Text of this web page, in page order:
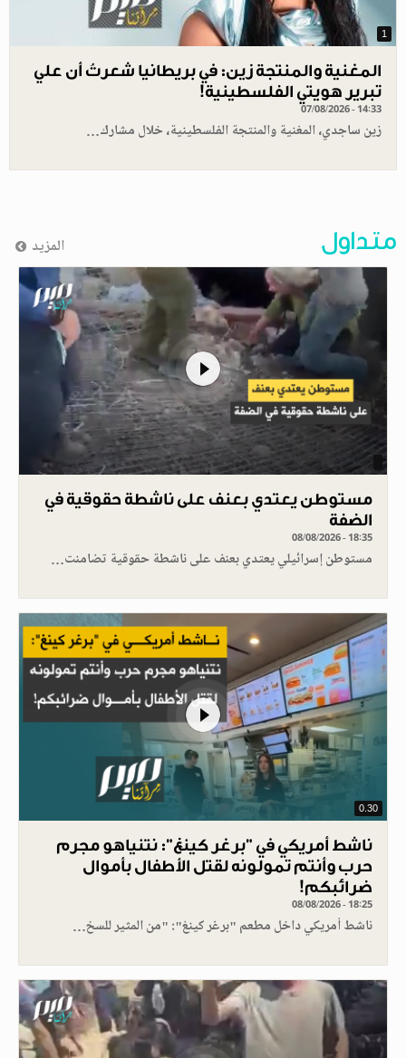
1
المغنية والمنتجة زين: في بريطانيا شعرتُ أن علي
تبرير هويتي الفلسطينية!
07/08/2026 - 14:33
زين ساجدي، المغنية والمنتجة الفلسطينية، خلال مشارك…
متداول المزيد
مستوطن يعتدي بعنف على ناشطة حقوقية في
الضفة
08/08/2026 - 18:35
مستوطن إسرائيلي يعتدي بعنف على ناشطة حقوقية تضامنت…
0.30
ناشط أمريكي في "برغر كينغ": نتنياهو مجرم
حرب وأنتم تمولونه لقتل الأطفال بأموال
ضرائبكم!
08/08/2026 - 18:25
ناشط أمريكي داخل مطعم "برغر كينغ": "من المثير للسخ…